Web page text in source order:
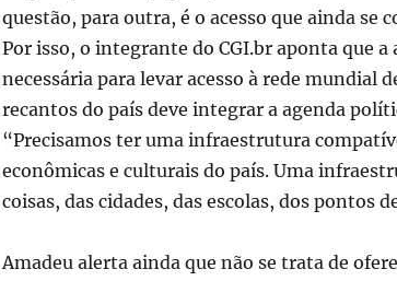
questão, para outra, é o acesso que ainda se
Por isso, o integrante do CGI.br aponta que
necessária para levar acesso à rede mundial
recantos do país deve integrar a agenda
“Precisamos ter uma infraestrutura
econômicas e culturais do país. Uma
coisas, das cidades, das escolas, dos pontos
Amadeu alerta ainda que não se trata de